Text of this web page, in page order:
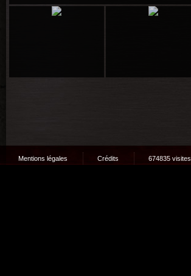
Mentions légales Crédits 674835 visites